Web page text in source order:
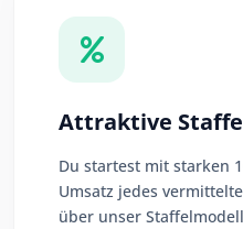
Attraktive
Du startest mit starken
Umsatz jedes
über unser